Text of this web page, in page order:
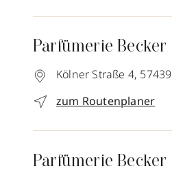
Parfümerie Becker
Kölner Straße 4, 57439
zum Routenplaner
Parfümerie Becker